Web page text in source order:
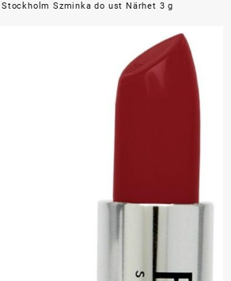
Stockholm Szminka do ust Närhet 3 g